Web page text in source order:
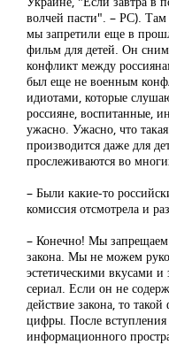
волчей пасти". – РС).
мы запретили еще в
фильм для детей. Он
конфликт между
был еще не военным
идиотами, которые
россияне, воспитанные,
ужасно. Ужасно, что
производится даже для
прослеживаются во
– Были какие-то
комиссия отсмотрела и
– Конечно! Мы запрещаем
закона. Мы не можем
эстетическими вкусами и
сериал. Если он не
действие закона, то
цифры. После
информационного